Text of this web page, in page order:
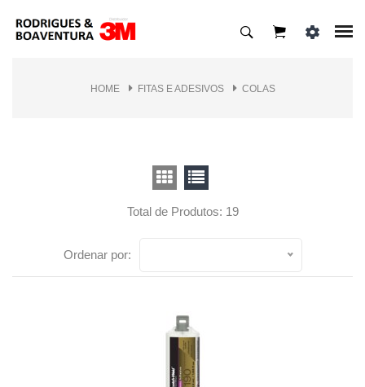
HOME FITAS E ADESIVOS COLAS
Total de Produtos: 19
Ordenar por: